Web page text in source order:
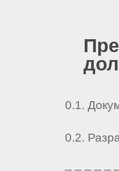
0.1.
0.2.
_ _ _ _ _